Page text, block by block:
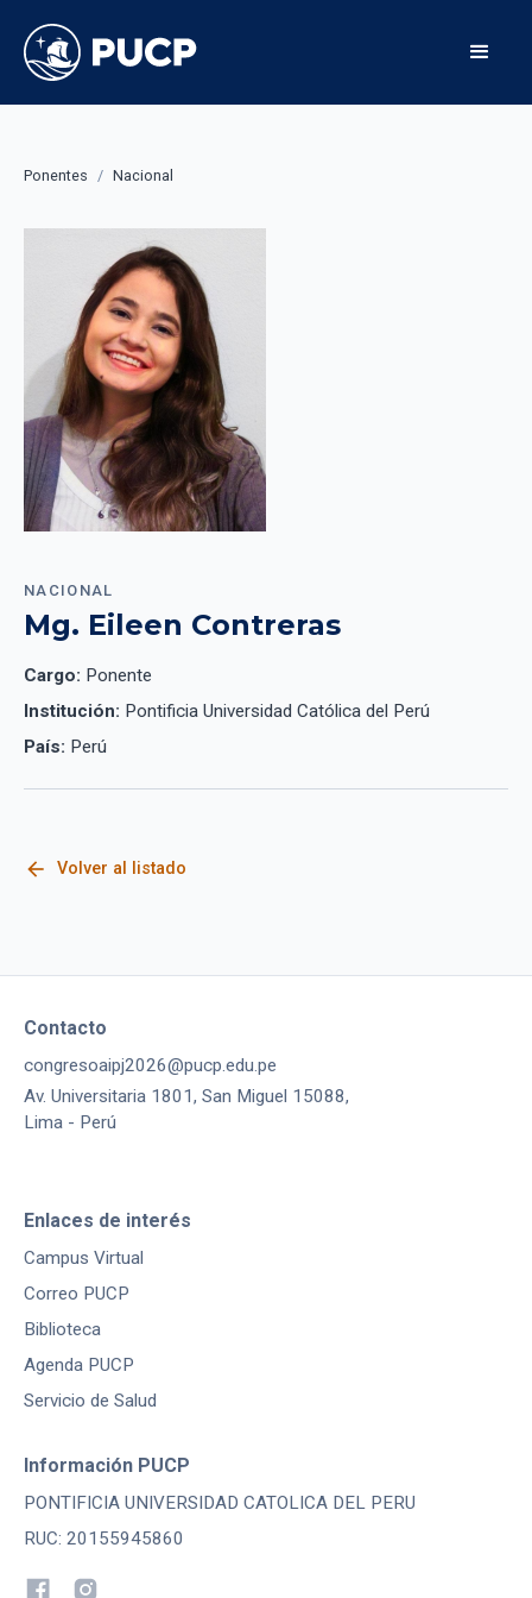
Ponentes / Nacional
NACIONAL
Mg. Eileen Contreras
Cargo: Ponente
Institución: Pontificia Universidad Católica del Perú
País: Perú
arrow_back Volver al listado
Contacto
congresoaipj2026@pucp.edu.pe
Av. Universitaria 1801, San Miguel 15088,
Lima - Perú
Enlaces de interés
Campus Virtual
Correo PUCP
Biblioteca
Agenda PUCP
Servicio de Salud
Información PUCP
PONTIFICIA UNIVERSIDAD CATOLICA DEL PERU
RUC: 20155945860